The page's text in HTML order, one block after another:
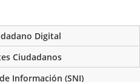
Digital
Ciudadanos
Información (SNI)